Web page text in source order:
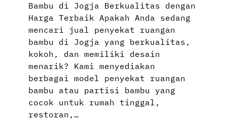
Bambu di Jogja Berkualitas dengan
Harga Terbaik Apakah Anda sedang
mencari jual penyekat ruangan
bambu di Jogja yang berkualitas,
kokoh, dan memiliki desain
menarik? Kami menyediakan
berbagai model penyekat ruangan
bambu atau partisi bambu yang
cocok untuk rumah tinggal,
restoran,…